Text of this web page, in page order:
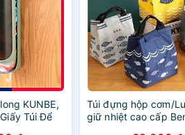
KUNBE,
Túi Để
Túi đựng hộp cơm/
giữ nhiệt cao cấp